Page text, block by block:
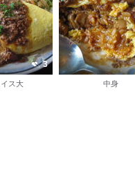
3
ス大 中身